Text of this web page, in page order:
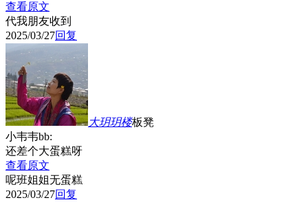
查看原文
代我朋友收到
2025/03/27回复
大玥玥楼板凳
小韦韦bb:
还差个大蛋糕呀
查看原文
呢班姐姐无蛋糕
2025/03/27回复